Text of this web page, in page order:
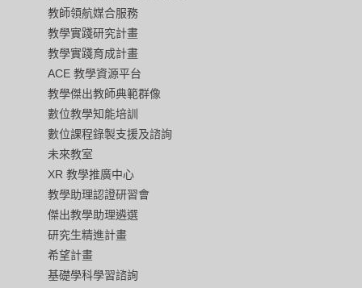
教師領航媒合服務
教學實踐研究計畫
教學實踐育成計畫
ACE 教學資源平台
教學傑出教師典範群像
數位教學知能培訓
數位課程錄製支援及諮詢
未來教室
XR 教學推廣中心
教學助理認證研習會
傑出教學助理遴選
研究生精進計畫
希望計畫
基礎學科學習諮詢